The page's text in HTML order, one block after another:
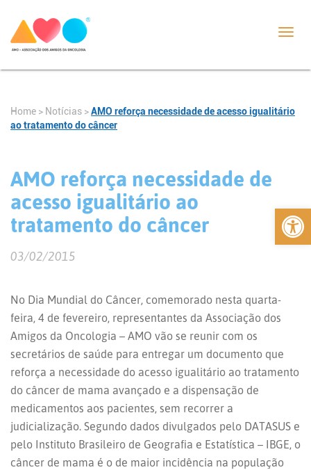
Abrir
Home > Notícias >AMO reforça necessidade de acesso igualitário
ao tratamento do câncer
AMO reforça necessidade de
acesso igualitário ao
tratamento do câncer
03/02/2015
No Dia Mundial do Câncer, comemorado nesta quarta-
feira, 4 de fevereiro, representantes da Associação dos
Amigos da Oncologia – AMO vão se reunir com os
secretários de saúde para entregar um documento que
reforça a necessidade do acesso igualitário ao tratamento
do câncer de mama avançado e a dispensação de
medicamentos aos pacientes, sem recorrer a
judicialização. Segundo dados divulgados pelo DATASUS e
pelo Instituto Brasileiro de Geografia e Estatística – IBGE, o
câncer de mama é o de maior incidência na população